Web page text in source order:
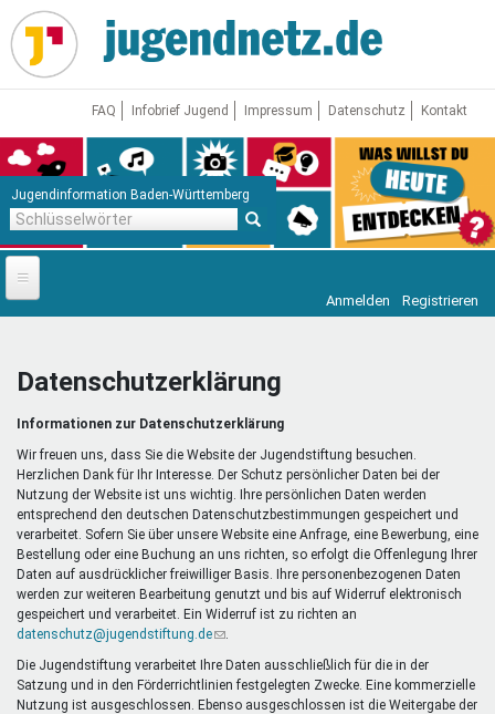
Direkt
zum
Inhalt
FAQ Infobrief Jugend Impressum Datenschutz Kontakt
Jugendinformation Baden-Württemberg
Startseite
Jugendnetz
Freizeit & Reisen
Mentoren & Projekte
Schule & Beruf
Demokratie & Beteiligung
Vor Ort
Anmelden Registrieren
Datenschutzerklärung
Informationen zur Datenschutzerklärung
Wir freuen uns, dass Sie die Website der Jugendstiftung besuchen.
Herzlichen Dank für Ihr Interesse. Der Schutz persönlicher Daten bei der
Nutzung der Website ist uns wichtig. Ihre persönlichen Daten werden
entsprechend den deutschen Datenschutzbestimmungen gespeichert und
verarbeitet. Sofern Sie über unsere Website eine Anfrage, eine Bewerbung, eine
Bestellung oder eine Buchung an uns richten, so erfolgt die Offenlegung Ihrer
Daten auf ausdrücklicher freiwilliger Basis. Ihre personenbezogenen Daten
werden zur weiteren Bearbeitung genutzt und bis auf Widerruf elektronisch
gespeichert und verarbeitet. Ein Widerruf ist zu richten an
datenschutz@jugendstiftung.de(Link
E-
Mail)
Die Jugendstiftung verarbeitet Ihre Daten ausschließlich für die in der
Satzung und in den Förderrichtlinien festgelegten Zwecke. Eine kommerzielle
Nutzung ist ausgeschlossen. Ebenso ausgeschlossen ist die Weitergabe der